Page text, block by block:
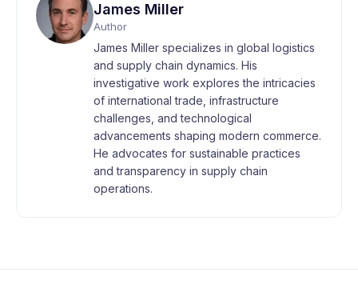
James Miller
Author
James Miller specializes in global logistics
and supply chain dynamics. His
investigative work explores the intricacies
of international trade, infrastructure
challenges, and technological
advancements shaping modern commerce.
He advocates for sustainable practices
and transparency in supply chain
operations.